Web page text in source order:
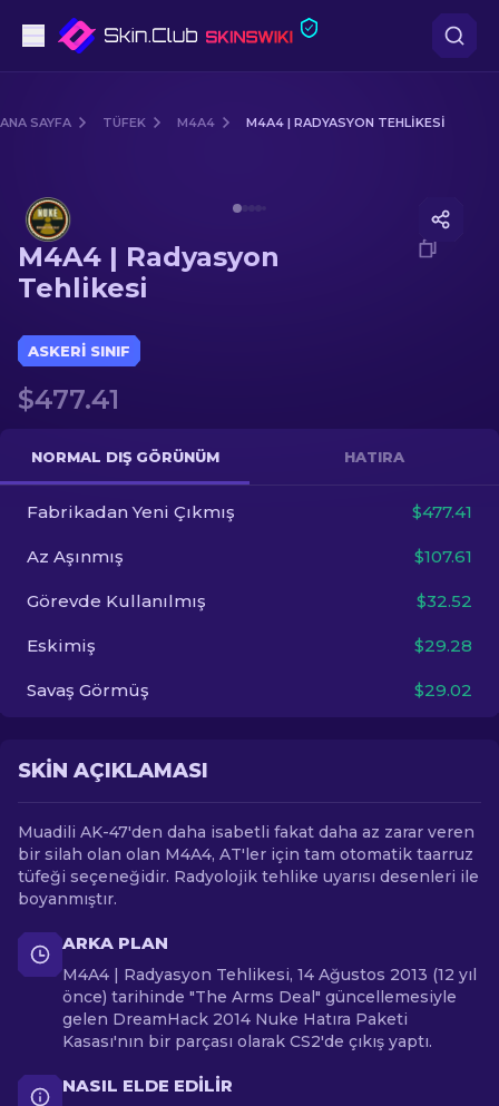
Tüfek
Dürbünlü Tüfek
Eldiven
Diğer
TR
ANA SAYFA TÜFEK M4A4 M4A4 | RADYASYON TEHLIKESI
M4A4 | Radyasyon
Tehlikesi
ASKERI SINIF
$477.41
NORMAL DIŞ GÖRÜNÜM HATIRA
Fabrikadan Yeni Çıkmış $477.41
Az Aşınmış $107.61
Görevde Kullanılmış $32.52
Eskimiş $29.28
Savaş Görmüş $29.02
SKIN AÇIKLAMASI
Muadili AK-47'den daha isabetli fakat daha az zarar veren
bir silah olan olan M4A4, AT'ler için tam otomatik taarruz
tüfeği seçeneğidir. Radyolojik tehlike uyarısı desenleri ile
boyanmıştır.
ARKA PLAN
M4A4 | Radyasyon Tehlikesi, 14 Ağustos 2013 (12 yıl
önce) tarihinde "The Arms Deal" güncellemesiyle
gelen DreamHack 2014 Nuke Hatıra Paketi
Kasası'nın bir parçası olarak CS2'de çıkış yaptı.
NASIL ELDE EDILIR